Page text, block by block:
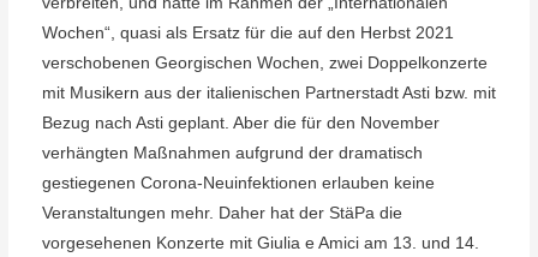
Wochen“, quasi als Ersatz für die auf den Herbst 2021
verschobenen Georgischen Wochen, zwei Doppelkonzerte
mit Musikern aus der italienischen Partnerstadt Asti bzw. mit
Bezug nach Asti geplant. Aber die für den November
verhängten Maßnahmen aufgrund der dramatisch
gestiegenen Corona-Neuinfektionen erlauben keine
Veranstaltungen mehr. Daher hat der StäPa die
vorgesehenen Konzerte mit Giulia e Amici am 13. und 14.